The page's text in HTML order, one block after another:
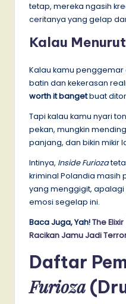
tetap, mereka ngasih
ceritanya yang gelap
Kalau
Kalau kamu
batin dan kekerasan
worth it bangetbuat
Tapi kalau kamu nyari
pekan, mungkin mending
panjang, dan bikin mikir
Intinya, Inside Furioza
kriminal Polandia masih
yang menggigit,
emosi segelap ini.
Baca Juga, Yah!The
Racikan Jamu Jadi
Daftar
Furioza